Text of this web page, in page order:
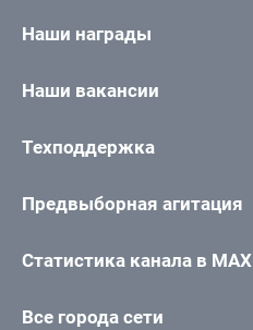
Наши награды
Наши вакансии
Техподдержка
Предвыборная агитация
Статистика канала в MAX
Все города сети